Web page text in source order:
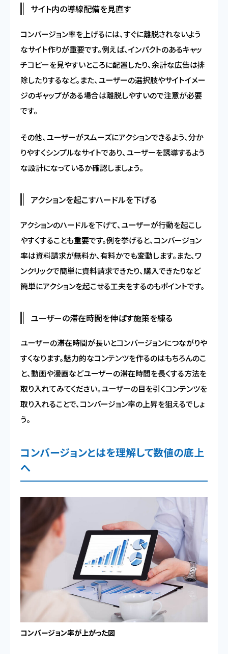
サイト内の導線配備を見直す
コンバージョン率を上げるには、すぐに離脱されないよう
なサイト作りが重要です。例えば、インパクトのあるキャッ
チコピーを見やすいところに配置したり、余計な広告は排
除したりするなど。また、ユーザーの選択肢やサイトイメー
ジのギャップがある場合は離脱しやすいので注意が必要
です。
その他、ユーザーがスムーズにアクションできるよう、分か
りやすくシンプルなサイトであり、ユーザーを誘導するよう
な設計になっているか確認しましょう。
アクションを起こすハードルを下げる
アクションのハードルを下げて、ユーザーが行動を起こし
やすくすることも重要です。例を挙げると、コンバージョン
率は資料請求が無料か、有料かでも変動します。また、ワ
ンクリックで簡単に資料請求できたり、購入できたりなど
簡単にアクションを起こせる工夫をするのもポイントです。
ユーザーの滞在時間を伸ばす施策を練る
ユーザーの滞在時間が長いとコンバージョンにつながりや
すくなります。魅力的なコンテンツを作るのはもちろんのこ
と、動画や漫画などユーザーの滞在時間を長くする方法を
取り入れてみてください。ユーザーの目を引くコンテンツを
取り入れることで、コンバージョン率の上昇を狙えるでしょ
う。
コンバージョンとはを理解して数値の底上
へ
コンバージョン率が上がった図